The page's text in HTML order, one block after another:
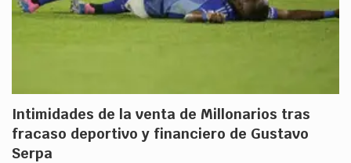
Intimidades de la venta de Millonarios tras
fracaso deportivo y financiero de Gustavo
Serpa